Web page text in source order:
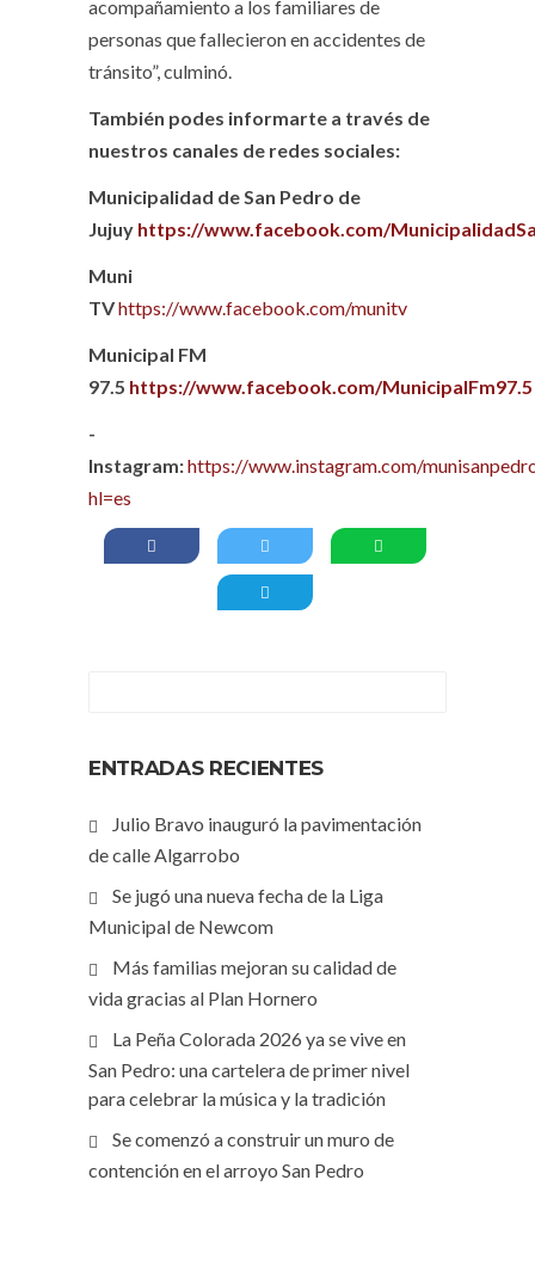
acompañamiento a los familiares de
personas que fallecieron en accidentes de
tránsito”, culminó.
También podes informarte a través de
nuestros canales de redes sociales:
Municipalidad de San Pedro de
Jujuy https://www.facebook.com/
Muni
TVhttps://www.facebook.com/munitv
Municipal FM
97.5 https://www.facebook.com/MunicipalFm97.5
-
Instagram:https://www.instagram.com/
hl=es
ENTRADAS RECIENTES
Julio Bravo inauguró la pavimentación
de calle Algarrobo
Se jugó una nueva fecha de la Liga
Municipal de Newcom
Más familias mejoran su calidad de
vida gracias al Plan Hornero
La Peña Colorada 2026 ya se vive en
San Pedro: una cartelera de primer nivel
para celebrar la música y la tradición
Se comenzó a construir un muro de
contención en el arroyo San Pedro